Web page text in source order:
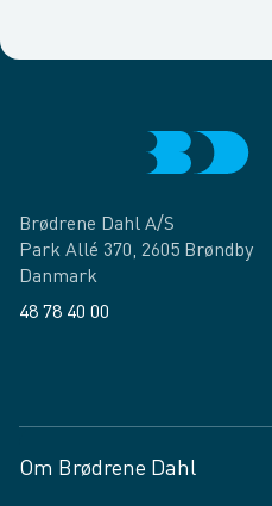
Brødrene Dahl A/S
Park Allé 370, 2605 Brøndby
Danmark
48 78 40 00
Om Brødrene Dahl